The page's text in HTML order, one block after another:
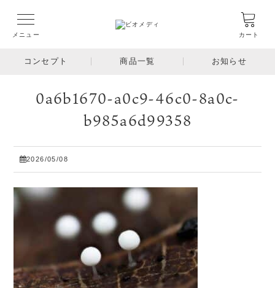
メニュー カート
コンセプト 商品一覧 お知らせ
0a6b1670-a0c9-46c0-8a0c-
b985a6d99358
2026/05/08